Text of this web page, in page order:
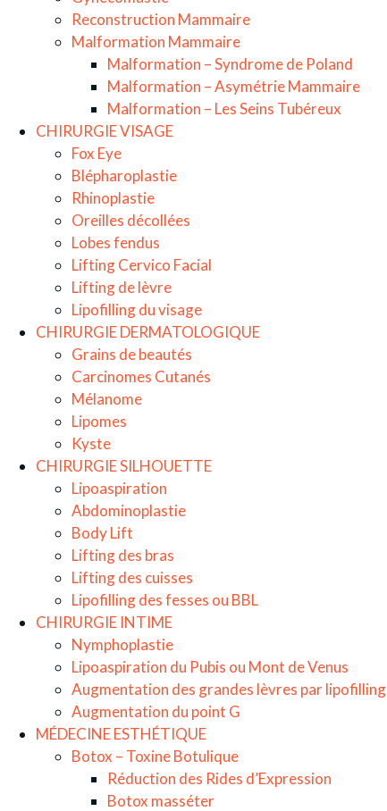
Reconstruction Mammaire
Malformation Mammaire
Malformation – Syndrome de Poland
Malformation – Asymétrie Mammaire
Malformation – Les Seins Tubéreux
CHIRURGIE VISAGE
Fox Eye
Blépharoplastie
Rhinoplastie
Oreilles décollées
Lobes fendus
Lifting Cervico Facial
Lifting de lèvre
Lipofilling du visage
CHIRURGIE DERMATOLOGIQUE
Grains de beautés
Carcinomes Cutanés
Mélanome
Lipomes
Kyste
CHIRURGIE SILHOUETTE
Lipoaspiration
Abdominoplastie
Body Lift
Lifting des bras
Lifting des cuisses
Lipofilling des fesses ou BBL
CHIRURGIE INTIME
Nymphoplastie
Lipoaspiration du Pubis ou Mont de Venus
Augmentation des grandes lèvres par lipofilling
Augmentation du point G
MÉDECINE ESTHÉTIQUE
Botox – Toxine Botulique
Réduction des Rides d’Expression
Botox masséter